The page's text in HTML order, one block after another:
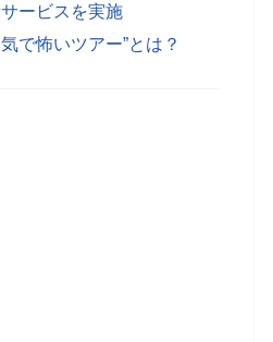
ービスを実施
で怖いツアー”とは？